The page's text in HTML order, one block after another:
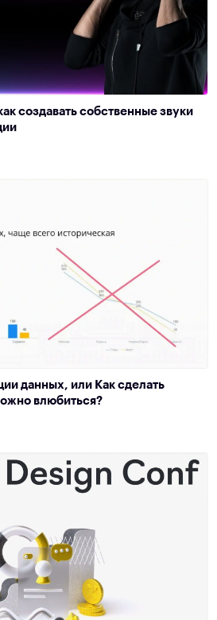
создавать собственные звуки
данных, или Как сделать
влюбиться?